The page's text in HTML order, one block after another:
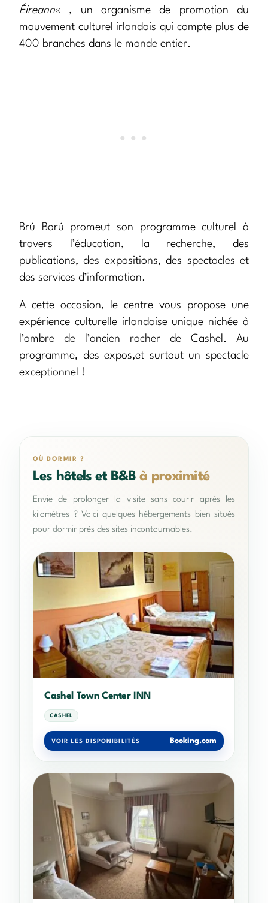
Éireann« , un organisme de promotion du
mouvement culturel irlandais qui compte plus de
400 branches dans le monde entier.
Brú Ború promeut son programme culturel à
travers l’éducation, la recherche, des
publications, des expositions, des spectacles et
des services d’information.
A cette occasion, le centre vous propose une
expérience culturelle irlandaise unique nichée à
l’ombre de l’ancien rocher de Cashel. Au
programme, des expos,et surtout un spectacle
exceptionnel !
OÙ DORMIR ?
Les hôtels et B&Bà proximité
Envie de prolonger la visite sans courir après les
kilomètres ? Voici quelques hébergements bien situés
pour dormir près des sites incontournables.
Cashel Town Center INN
CASHEL
VOIR LES DISPONIBILITÉS Booking.com